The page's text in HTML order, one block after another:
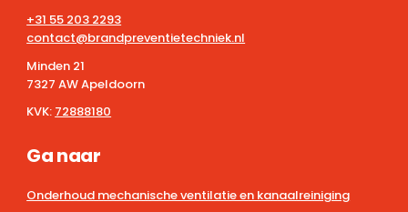
+31 55 203 2293
contact@brandpreventietechniek.nl
Minden 21
7327 AW Apeldoorn
KVK: 72888180
Ga naar
Onderhoud mechanische ventilatie en kanaalreiniging